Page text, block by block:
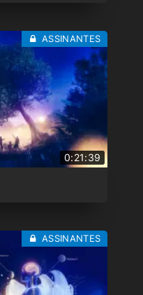
0:21:39
ASSINANTES
ASSINANTES